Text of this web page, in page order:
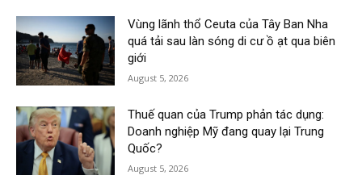
Vùng lãnh thổ Ceuta của Tây Ban Nha
quá tải sau làn sóng di cư ồ ạt qua biên
giới
August 5, 2026
Thuế quan của Trump phản tác dụng:
Doanh nghiệp Mỹ đang quay lại Trung
Quốc?
August 5, 2026